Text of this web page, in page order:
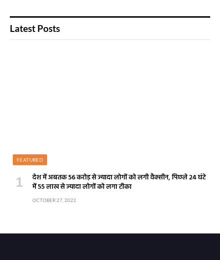
Latest Posts
FEATURED
देश में अबतक 56 करोड़ से ज्यादा लोगों को लगी वैक्सीन, पिछले 24 घंटे
में 55 लाख से ज्यादा लोगों को लगा टीका
OCTOBER 27, 2022